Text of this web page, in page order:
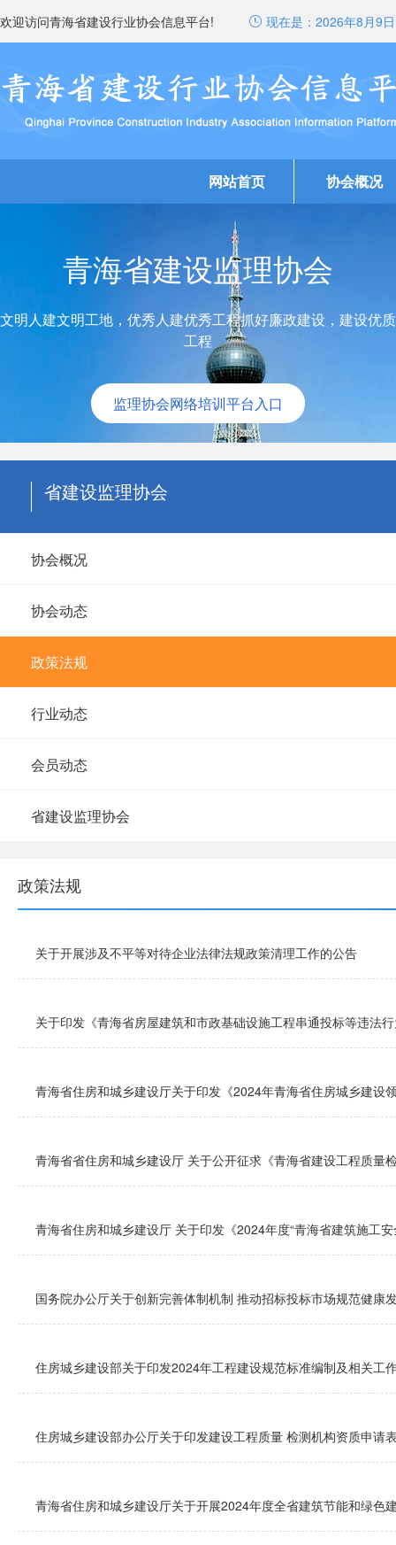
欢迎访问青海省建设行业协会信息平台! 现在是： 2026年8月9
网站首页 协会概况
青海省建设监理协会
文明人建文明工地，优秀人建优秀工程抓好廉政建设，建设优质
工程
监理协会网络培训平台入口
省建设监理协会
协会概况
协会动态
政策法规
行业动态
会员动态
省建设监理协会
政策法规
关于开展涉及不平等对待企业法律法规政策清理工作的公告
关于印发《青海省房屋建筑和市政基础设施工程串通投标等违法
青海省住房和城乡建设厅关于印发《2024年青海省住房城乡建设
青海省省住房和城乡建设厅 关于公开征求《青海省建设工程质量
青海省住房和城乡建设厅 关于印发《2024年度“青海省建筑施工
国务院办公厅关于创新完善体制机制 推动招标投标市场规范健康
住房城乡建设部关于印发2024年工程建设规范标准编制及相关工
住房城乡建设部办公厅关于印发建设工程质量 检测机构资质申请
青海省住房和城乡建设厅关于开展2024年度全省建筑节能和绿色